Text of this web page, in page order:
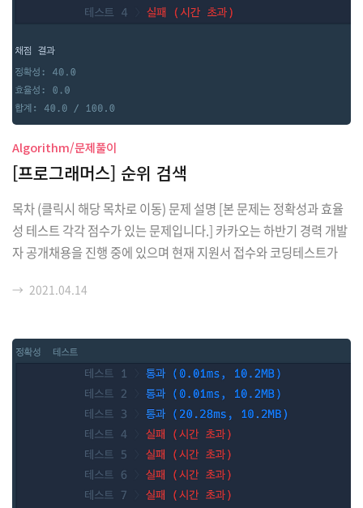
Algorithm/문제풀이
[프로그래머스] 순위 검색
목차 (클릭시 해당 목차로 이동) 문제 설명 [본 문제는 정확성과 효율
성 테스트 각각 점수가 있는 문제입니다.] 카카오는 하반기 경력 개발
자 공개채용을 진행 중에 있으며 현재 지원서 접수와 코딩테스트가
이 4가지 항목을 반드시 선택하도록 하였습니다. 코딩테스트 참여 개
직군 항목에 backend와 frontend 중 하나를 선택해야 합니다. 지
원 경력구분 항목에 junior와 senior 중 하나를 선택해야 합니다. 선
호하는 소울푸드로 chicken과 pizza 중 하나를 선택해야 합니다. 인
재영입팀에 근무하고 있는 니니즈는 코딩테스트 결과를 분석하여 채
→ 2021.04.14